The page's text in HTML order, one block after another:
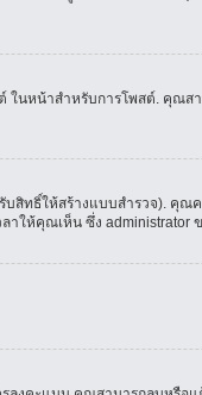
ในหน้าสำหรับการโพสต์. คุณ
ธิ์ให้สร้างแบบสำรวจ). คุณค
ให้คุณเห็น ซึ่ง administrator